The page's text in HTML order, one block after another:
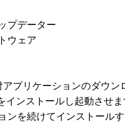
プデーター
ウェア
リケーションのダウン
ストールし起動させま
続けてインストールす